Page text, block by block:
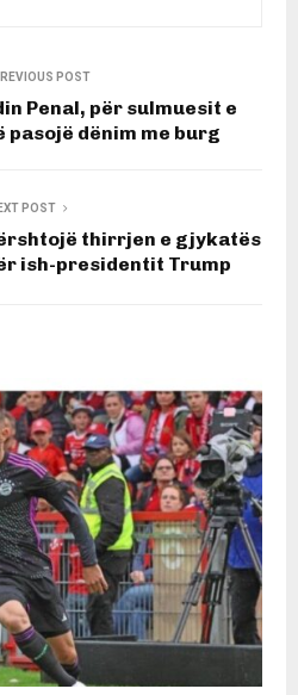
POST
Penal, për sulmuesit e
pasojë dënim me burg
POST
thirrjen e gjykatës
ish-presidentit Trump